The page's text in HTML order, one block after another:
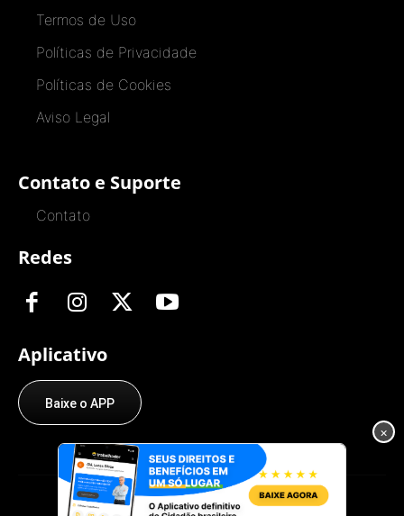
Termos de Uso
Políticas de Privacidade
Políticas de Cookies
Aviso Legal
Contato e Suporte
Contato
Redes
Aplicativo
Baixe o APP
×